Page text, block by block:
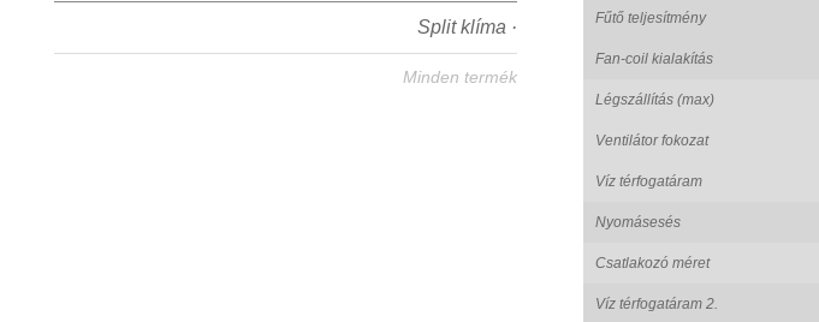
Split klíma ·
Minden termék
Fűtő teljesítmény
Fan-coil kialakítás
Légszállítás (max)
Ventilátor fokozat
Víz térfogatáram
Nyomásesés
Csatlakozó méret
Víz térfogatáram 2.